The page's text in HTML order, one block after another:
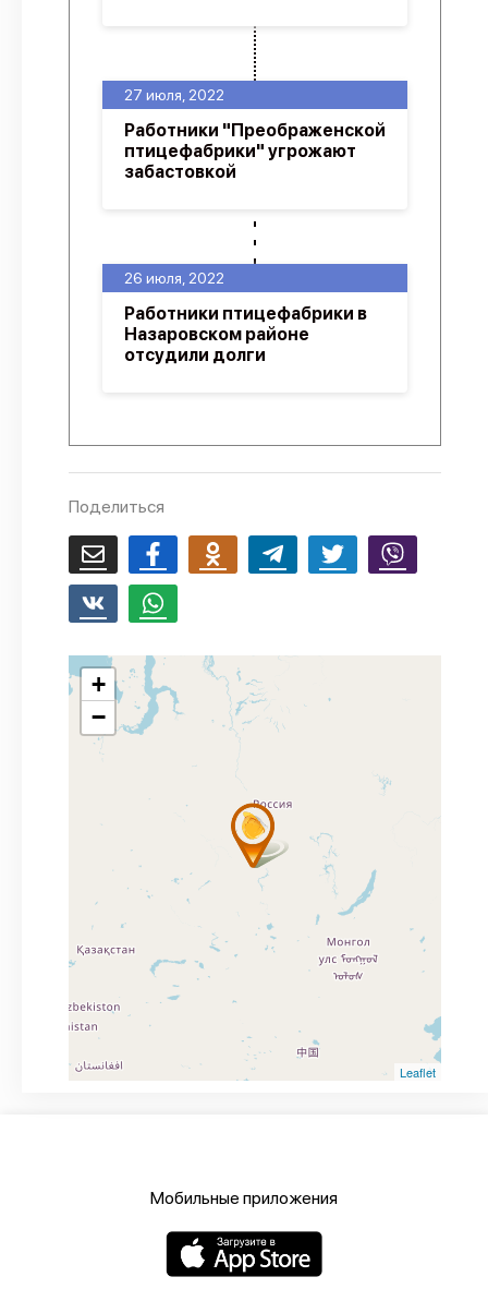
26 июля, 2022
Работники птицефабрики в
Назаровском районе
отсудили долги
27 июля, 2022
Работники "Преображенской
птицефабрики" угрожают
забастовкой
Поделиться
+
−
Leaflet
Мобильные приложения